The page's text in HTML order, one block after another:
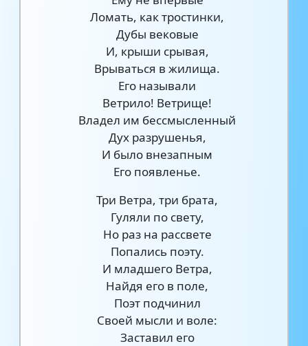
Ломать, как тростинки,
Дубы вековые
И, крыши срывая,
Врываться в жилища.
Его называли
Ветрило! Ветрище!
Владел им бессмысленный
Дух разрушенья,
И было внезапным
Его появленье.
Три Ветра, три брата,
Гуляли по свету,
Но раз на рассвете
Попались поэту.
И младшего Ветра,
Найдя его в поле,
Поэт подчинил
Своей мысли и воле:
Заставил его